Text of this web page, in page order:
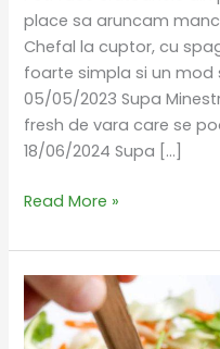
place sa aruncam
Chefal la cuptor, cu
foarte simpla si un mod
05/05/2023 Supa
fresh de vara care se
18/06/2024 Supa […]
Read More »
Salata
de
varza